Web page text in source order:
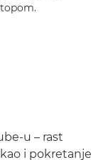
u – rast
i pokretanje